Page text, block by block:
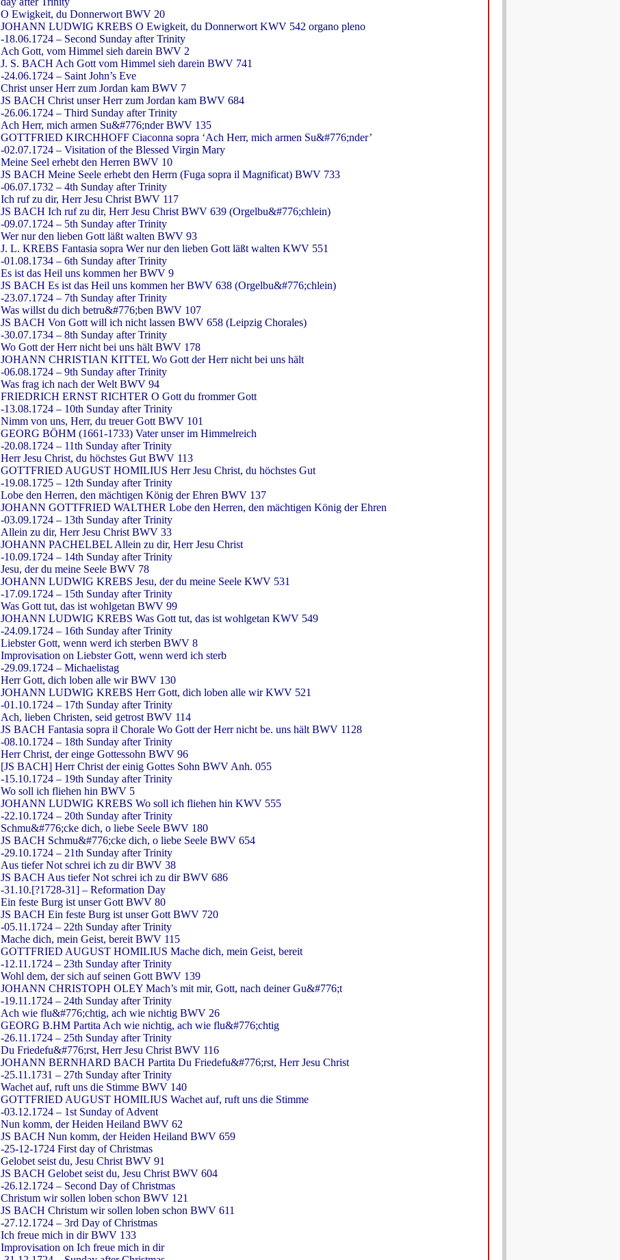
O Ewigkeit, du Donnerwort BWV 20
JOHANN LUDWIG KREBS O Ewigkeit, du Donnerwort KWV 542 organo pleno
-18.06.1724 – Second Sunday after Trinity
Ach Gott, vom Himmel sieh darein BWV 2
J. S. BACH Ach Gott vom Himmel sieh darein BWV 741
-24.06.1724 – Saint John’s Eve
Christ unser Herr zum Jordan kam BWV 7
JS BACH Christ unser Herr zum Jordan kam BWV 684
-26.06.1724 – Third Sunday after Trinity
Ach Herr, mich armen Su&#776;nder BWV 135
GOTTFRIED KIRCHHOFF Ciaconna sopra ‘Ach Herr, mich armen Su&#776;nder’
-02.07.1724 – Visitation of the Blessed Virgin Mary
Meine Seel erhebt den Herren BWV 10
JS BACH Meine Seele erhebt den Herrn (Fuga sopra il Magnificat) BWV 733
-06.07.1732 – 4th Sunday after Trinity
Ich ruf zu dir, Herr Jesu Christ BWV 117
JS BACH Ich ruf zu dir, Herr Jesu Christ BWV 639 (Orgelbu&#776;chlein)
-09.07.1724 – 5th Sunday after Trinity
Wer nur den lieben Gott läßt walten BWV 93
J. L. KREBS Fantasia sopra Wer nur den lieben Gott läßt walten KWV 551
-01.08.1734 – 6th Sunday after Trinity
Es ist das Heil uns kommen her BWV 9
JS BACH Es ist das Heil uns kommen her BWV 638 (Orgelbu&#776;chlein)
-23.07.1724 – 7th Sunday after Trinity
Was willst du dich betru&#776;ben BWV 107
JS BACH Von Gott will ich nicht lassen BWV 658 (Leipzig Chorales)
-30.07.1734 – 8th Sunday after Trinity
Wo Gott der Herr nicht bei uns hält BWV 178
JOHANN CHRISTIAN KITTEL Wo Gott der Herr nicht bei uns hält
-06.08.1724 – 9th Sunday after Trinity
Was frag ich nach der Welt BWV 94
FRIEDRICH ERNST RICHTER O Gott du frommer Gott
-13.08.1724 – 10th Sunday after Trinity
Nimm von uns, Herr, du treuer Gott BWV 101
GEORG BÖHM (1661-1733) Vater unser im Himmelreich
-20.08.1724 – 11th Sunday after Trinity
Herr Jesu Christ, du höchstes Gut BWV 113
GOTTFRIED AUGUST HOMILIUS Herr Jesu Christ, du höchstes Gut
-19.08.1725 – 12th Sunday after Trinity
Lobe den Herren, den mächtigen König der Ehren BWV 137
JOHANN GOTTFRIED WALTHER Lobe den Herren, den mächtigen König der Ehren
-03.09.1724 – 13th Sunday after Trinity
Allein zu dir, Herr Jesu Christ BWV 33
JOHANN PACHELBEL Allein zu dir, Herr Jesu Christ
-10.09.1724 – 14th Sunday after Trinity
Jesu, der du meine Seele BWV 78
JOHANN LUDWIG KREBS Jesu, der du meine Seele KWV 531
-17.09.1724 – 15th Sunday after Trinity
Was Gott tut, das ist wohlgetan BWV 99
JOHANN LUDWIG KREBS Was Gott tut, das ist wohlgetan KWV 549
-24.09.1724 – 16th Sunday after Trinity
Liebster Gott, wenn werd ich sterben BWV 8
Improvisation on Liebster Gott, wenn werd ich sterb
-29.09.1724 – Michaelistag
Herr Gott, dich loben alle wir BWV 130
JOHANN LUDWIG KREBS Herr Gott, dich loben alle wir KWV 521
-01.10.1724 – 17th Sunday after Trinity
Ach, lieben Christen, seid getrost BWV 114
JS BACH Fantasia sopra il Chorale Wo Gott der Herr nicht be. uns hält BWV 1128
-08.10.1724 – 18th Sunday after Trinity
Herr Christ, der einge Gottessohn BWV 96
[JS BACH] Herr Christ der einig Gottes Sohn BWV Anh. 055
-15.10.1724 – 19th Sunday after Trinity
Wo soll ich fliehen hin BWV 5
JOHANN LUDWIG KREBS Wo soll ich fliehen hin KWV 555
-22.10.1724 – 20th Sunday after Trinity
Schmu&#776;cke dich, o liebe Seele BWV 180
JS BACH Schmu&#776;cke dich, o liebe Seele BWV 654
-29.10.1724 – 21th Sunday after Trinity
Aus tiefer Not schrei ich zu dir BWV 38
JS BACH Aus tiefer Not schrei ich zu dir BWV 686
-31.10.[?1728-31] – Reformation Day
Ein feste Burg ist unser Gott BWV 80
JS BACH Ein feste Burg ist unser Gott BWV 720
-05.11.1724 – 22th Sunday after Trinity
Mache dich, mein Geist, bereit BWV 115
GOTTFRIED AUGUST HOMILIUS Mache dich, mein Geist, bereit
-12.11.1724 – 23th Sunday after Trinity
Wohl dem, der sich auf seinen Gott BWV 139
JOHANN CHRISTOPH OLEY Mach’s mit mir, Gott, nach deiner Gu&#776;t
-19.11.1724 – 24th Sunday after Trinity
Ach wie flu&#776;chtig, ach wie nichtig BWV 26
GEORG B.HM Partita Ach wie nichtig, ach wie flu&#776;chtig
-26.11.1724 – 25th Sunday after Trinity
Du Friedefu&#776;rst, Herr Jesu Christ BWV 116
JOHANN BERNHARD BACH Partita Du Friedefu&#776;rst, Herr Jesu Christ
-25.11.1731 – 27th Sunday after Trinity
Wachet auf, ruft uns die Stimme BWV 140
GOTTFRIED AUGUST HOMILIUS Wachet auf, ruft uns die Stimme
-03.12.1724 – 1st Sunday of Advent
Nun komm, der Heiden Heiland BWV 62
JS BACH Nun komm, der Heiden Heiland BWV 659
-25-12-1724 First day of Christmas
Gelobet seist du, Jesu Christ BWV 91
JS BACH Gelobet seist du, Jesu Christ BWV 604
-26.12.1724 – Second Day of Christmas
Christum wir sollen loben schon BWV 121
JS BACH Christum wir sollen loben schon BWV 611
-27.12.1724 – 3rd Day of Christmas
Ich freue mich in dir BWV 133
Improvisation on Ich freue mich in dir